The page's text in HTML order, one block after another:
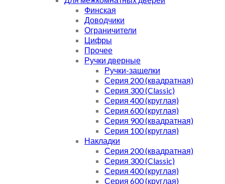
Финская
Доводчики
Ограничители
Цифры
Прочее
Ручки дверные
Ручки-защелки
Серия 200 (квадратная)
Серия 300 (Classic)
Серия 400 (круглая)
Серия 600 (круглая)
Серия 900 (квадратная)
Серия 100 (круглая)
Накладки
Серия 200 (квадратная)
Серия 300 (Classic)
Серия 400 (круглая)
Серия 600 (круглая)